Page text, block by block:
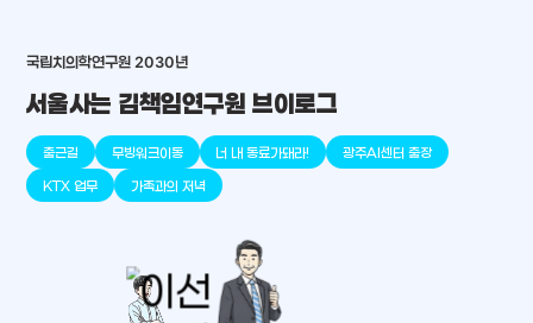
arrow_selector_tool
place
천안
place
세종
place
판교
place
오송
place place
원주
국립치의학연구원 2030년
서울사는 김책임연구원 브이로그
출근길 무빙워크이동 너 내 동료가돼라! 광주AI센터 출장
KTX 업무 가족과의 저녁